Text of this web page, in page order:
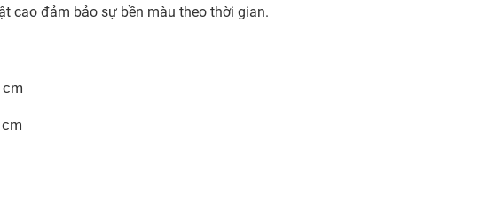
cao đảm bảo sự bền màu theo thời gian.
cm
cm